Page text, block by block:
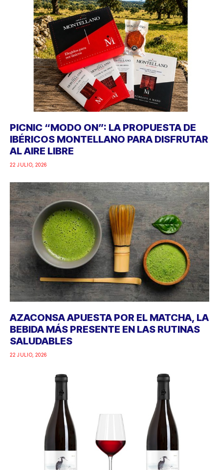
PICNIC “MODO ON”: LA PROPUESTA DE
IBÉRICOS MONTELLANO PARA DISFRUTAR
AL AIRE LIBRE
22 JULIO, 2026
AZACONSA APUESTA POR EL MATCHA, LA
BEBIDA MÁS PRESENTE EN LAS RUTINAS
SALUDABLES
22 JULIO, 2026